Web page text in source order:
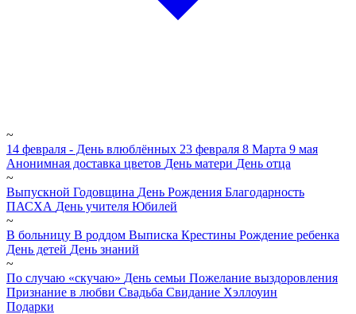
~
14 февраля - День влюблённых 23 февраля 8 Марта 9 мая
Анонимная доставка цветов День матери День отца
~
Выпускной Годовщина День Рождения Благодарность
ПАСХА День учителя Юбилей
~
В больницу В роддом Выписка Крестины Рождение ребенка
День детей День знаний
~
По случаю «скучаю» День семьи Пожелание выздоровления
Признание в любви Свадьба Свидание Хэллоуин
Подарки